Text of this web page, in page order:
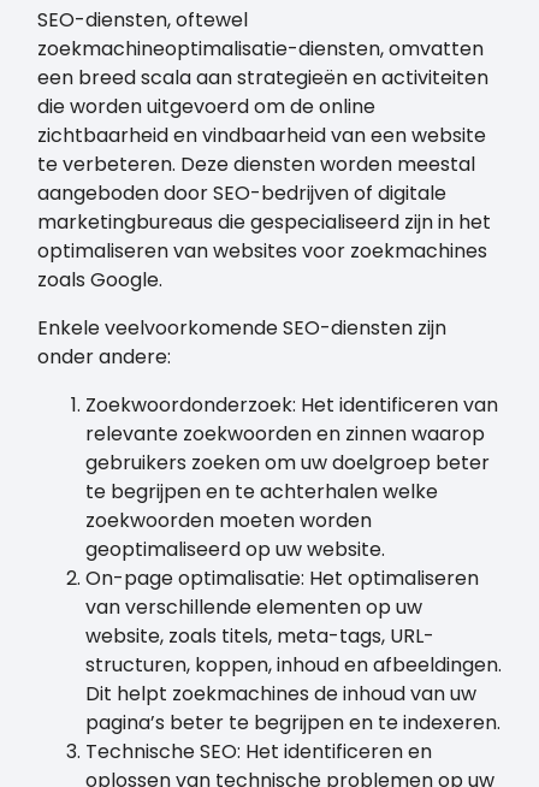
SEO-diensten, oftewel
zoekmachineoptimalisatie-diensten, omvatten
een breed scala aan strategieën en activiteiten
die worden uitgevoerd om de online
zichtbaarheid en vindbaarheid van een website
te verbeteren. Deze diensten worden meestal
aangeboden door SEO-bedrijven of digitale
marketingbureaus die gespecialiseerd zijn in het
optimaliseren van websites voor zoekmachines
zoals Google.
Enkele veelvoorkomende SEO-diensten zijn
onder andere:
Zoekwoordonderzoek: Het identificeren van
relevante zoekwoorden en zinnen waarop
gebruikers zoeken om uw doelgroep beter
te begrijpen en te achterhalen welke
zoekwoorden moeten worden
geoptimaliseerd op uw website.
On-page optimalisatie: Het optimaliseren
van verschillende elementen op uw
website, zoals titels, meta-tags, URL-
structuren, koppen, inhoud en afbeeldingen.
Dit helpt zoekmachines de inhoud van uw
pagina’s beter te begrijpen en te indexeren.
Technische SEO: Het identificeren en
oplossen van technische problemen op uw